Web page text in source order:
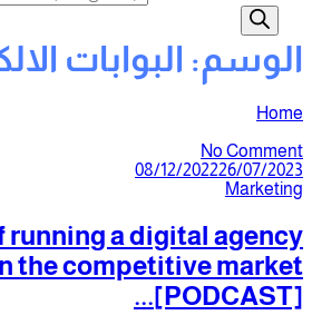
البوابات الالكترونية
08/12/
of running a digital
in the